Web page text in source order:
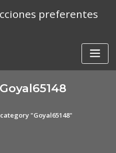
preferentes
"Goyal65148"